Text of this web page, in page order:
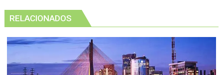
RELACIONADOS